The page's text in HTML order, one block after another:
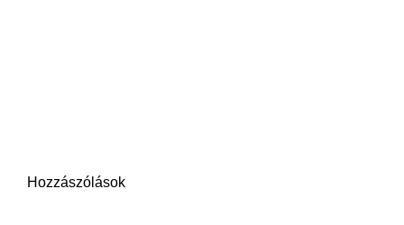
Hozzászólások